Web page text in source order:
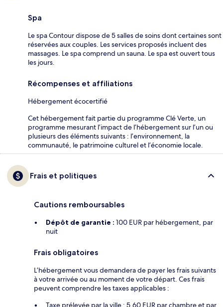
Spa
Le spa Contour dispose de 5 salles de soins dont certaines sont
réservées aux couples. Les services proposés incluent des
massages. Le spa comprend un sauna. Le spa est ouvert tous
les jours.
Récompenses et affiliations
Hébergement écocertifié
Cet hébergement fait partie du programme Clé Verte, un
programme mesurant l’impact de l’hébergement sur l’un ou
plusieurs des éléments suivants : l’environnement, la
communauté, le patrimoine culturel et l’économie locale.
Frais et politiques
Cautions remboursables
Dépôt de garantie : 100 EUR par hébergement, par
nuit
Frais obligatoires
L’hébergement vous demandera de payer les frais suivants
à votre arrivée ou au moment de votre départ. Ces frais
peuvent comprendre les taxes applicables :
Taxe prélevée par la ville : 5.60 EUR par chambre et par